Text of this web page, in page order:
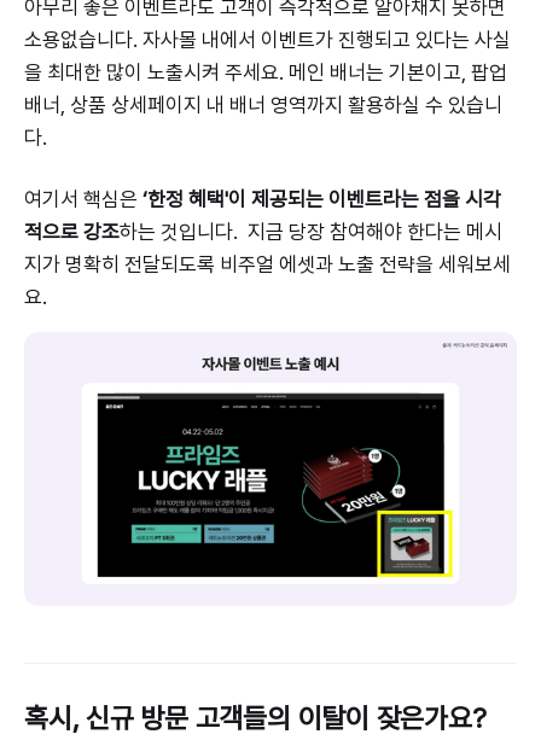
아무리 좋은 이벤트라도 고객이 즉각적으로 알아채지 못하면
소용없습니다. 자사몰 내에서 이벤트가 진행되고 있다는 사실
을 최대한 많이 노출시켜 주세요. 메인 배너는 기본이고, 팝업
배너, 상품 상세페이지 내 배너 영역까지 활용하실 수 있습니
다.
여기서 핵심은 ‘한정 혜택'이 제공되는 이벤트라는 점을 시각
적으로 강조하는 것입니다. 지금 당장 참여해야 한다는 메시
지가 명확히 전달되도록 비주얼 에셋과 노출 전략을 세워보세
요.
혹시, 신규 방문 고객들의 이탈이 잦은가요?